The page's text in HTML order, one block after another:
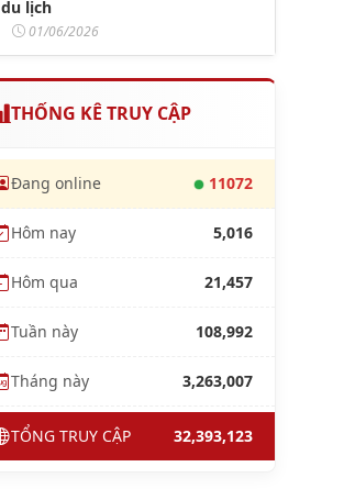
du lịch
01/06/2026
THỐNG KÊ TRUY CẬP
Đang online 11072
Hôm nay 5,016
Hôm qua 21,457
Tuần này 108,992
Tháng này 3,263,007
TỔNG TRUY CẬP 32,393,123